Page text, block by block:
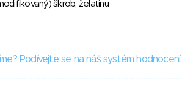
škrob, želatinu
Podívejte se na náš systém hodnocení.